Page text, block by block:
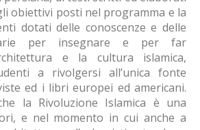
obiettivi posti nel programma e la
dotati delle conoscenze e delle
per insegnare e per far
e la cultura islamica,
a rivolgersi all’unica fonte
ed i libri europei ed americani.
la Rivoluzione Islamica è una
e nel momento in cui anche a